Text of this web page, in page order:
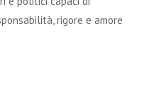
rigore e amore